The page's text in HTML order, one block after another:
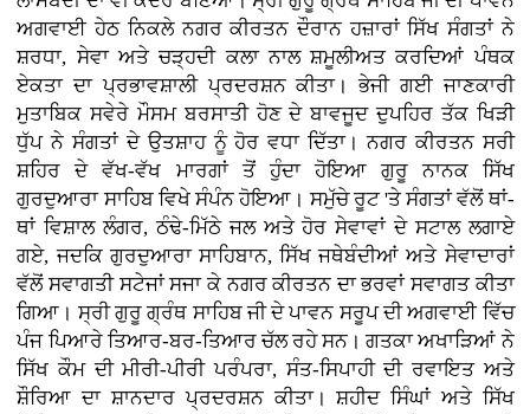
ਅਗਵਾਈ ਹੇਠ ਨਿਕਲੇ ਨਗਰ ਕੀਰਤਨ ਦੌਰਾਨ ਹਜ਼ਾਰਾਂ ਸਿੱਖ ਸੰਗਤਾਂ ਨੇ
ਸ਼ਰਧਾ, ਸੇਵਾ ਅਤੇ ਚੜ੍ਹਦੀ ਕਲਾ ਨਾਲ ਸ਼ਮੂਲੀਅਤ ਕਰਦਿਆਂ ਪੰਥਕ
ਏਕਤਾ ਦਾ ਪ੍ਰਭਾਵਸ਼ਾਲੀ ਪ੍ਰਦਰਸ਼ਨ ਕੀਤਾ। ਭੇਜੀ ਗਈ ਜਾਣਕਾਰੀ
ਮੁਤਾਬਿਕ ਸਵੇਰੇ ਮੌਸਮ ਬਰਸਾਤੀ ਹੋਣ ਦੇ ਬਾਵਜੂਦ ਦੁਪਹਿਰ ਤੱਕ ਖਿੜੀ
ਧੁੱਪ ਨੇ ਸੰਗਤਾਂ ਦੇ ਉਤਸ਼ਾਹ ਨੂੰ ਹੋਰ ਵਧਾ ਦਿੱਤਾ। ਨਗਰ ਕੀਰਤਨ ਸਰੀ
ਸ਼ਹਿਰ ਦੇ ਵੱਖ-ਵੱਖ ਮਾਰਗਾਂ ਤੋਂ ਹੁੰਦਾ ਹੋਇਆ ਗੁਰੂ ਨਾਨਕ ਸਿੱਖ
ਗੁਰਦੁਆਰਾ ਸਾਹਿਬ ਵਿਖੇ ਸੰਪੰਨ ਹੋਇਆ। ਸਮੁੱਚੇ ਰੂਟ 'ਤੇ ਸੰਗਤਾਂ ਵੱਲੋਂ ਥਾਂ-
ਥਾਂ ਵਿਸ਼ਾਲ ਲੰਗਰ, ਠੰਢੇ-ਮਿੱਠੇ ਜਲ ਅਤੇ ਹੋਰ ਸੇਵਾਵਾਂ ਦੇ ਸਟਾਲ ਲਗਾਏ
ਗਏ, ਜਦਕਿ ਗੁਰਦੁਆਰਾ ਸਾਹਿਬਾਨ, ਸਿੱਖ ਜਥੇਬੰਦੀਆਂ ਅਤੇ ਸੇਵਾਦਾਰਾਂ
ਵੱਲੋਂ ਸਵਾਗਤੀ ਸਟੇਜਾਂ ਸਜਾ ਕੇ ਨਗਰ ਕੀਰਤਨ ਦਾ ਭਰਵਾਂ ਸਵਾਗਤ ਕੀਤਾ
ਗਿਆ। ਸ੍ਰੀ ਗੁਰੂ ਗ੍ਰੰਥ ਸਾਹਿਬ ਜੀ ਦੇ ਪਾਵਨ ਸਰੂਪ ਦੀ ਅਗਵਾਈ ਵਿੱਚ
ਪੰਜ ਪਿਆਰੇ ਤਿਆਰ-ਬਰ-ਤਿਆਰ ਚੱਲ ਰਹੇ ਸਨ। ਗਤਕਾ ਅਖਾੜਿਆਂ ਨੇ
ਸਿੱਖ ਕੌਮ ਦੀ ਮੀਰੀ-ਪੀਰੀ ਪਰੰਪਰਾ, ਸੰਤ-ਸਿਪਾਹੀ ਦੀ ਰਵਾਇਤ ਅਤੇ
ਸ਼ੌਰਿਆ ਦਾ ਸ਼ਾਨਦਾਰ ਪ੍ਰਦਰਸ਼ਨ ਕੀਤਾ। ਸ਼ਹੀਦ ਸਿੰਘਾਂ ਅਤੇ ਸਿੱਖ